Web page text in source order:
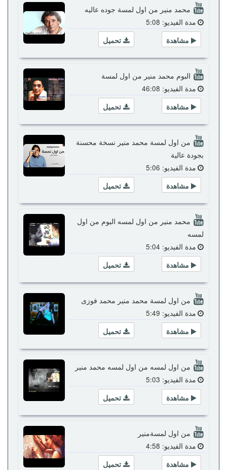
محمد منير من اول لمسة جوده عاليه
مدة الفيديو: 5:08
تحميل
مشاهدة
البوم محمد منير من اول لمسة
مدة الفيديو: 46:08
تحميل
مشاهدة
من اول لمسة محمد منير نسخة محسنة
بجودة عالية
مدة الفيديو: 5:06
تحميل
مشاهدة
محمد منير من اول لمسه البوم من اول
لمسه
مدة الفيديو: 5:04
تحميل
مشاهدة
من اول لمسة محمد منير محمد فوزى
مدة الفيديو: 5:49
تحميل
مشاهدة
من اول لمسه من اول لمسه محمد منير
مدة الفيديو: 5:03
تحميل
مشاهدة
من اول لمسةمنير
مدة الفيديو: 4:58
تحميل
مشاهدة